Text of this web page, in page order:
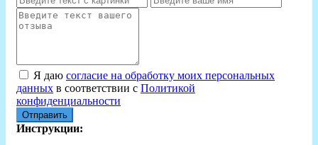
Я даю согласие на обработку моих персональных
данных в соответствии с Политикой
конфиденциальности
Отправить
Инструкции: